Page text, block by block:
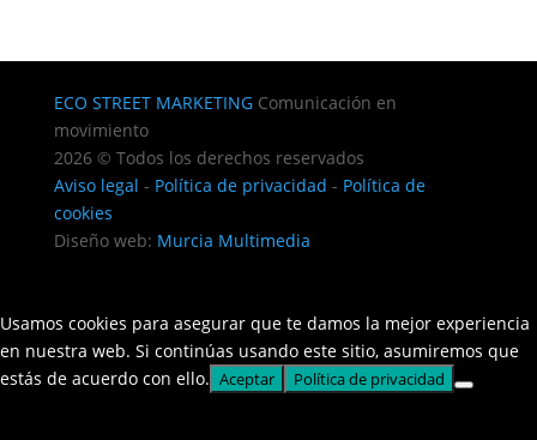
ECO STREET MARKETINGComunicación en
movimiento
2026 © Todos los derechos reservados
Aviso legal - Política de privacidad - Política de
cookies
Diseño web: Murcia Multimedia
Usamos cookies para asegurar que te damos la mejor experiencia
en nuestra web. Si continúas usando este sitio, asumiremos que
estás de acuerdo con ello. Aceptar Política de privacidad